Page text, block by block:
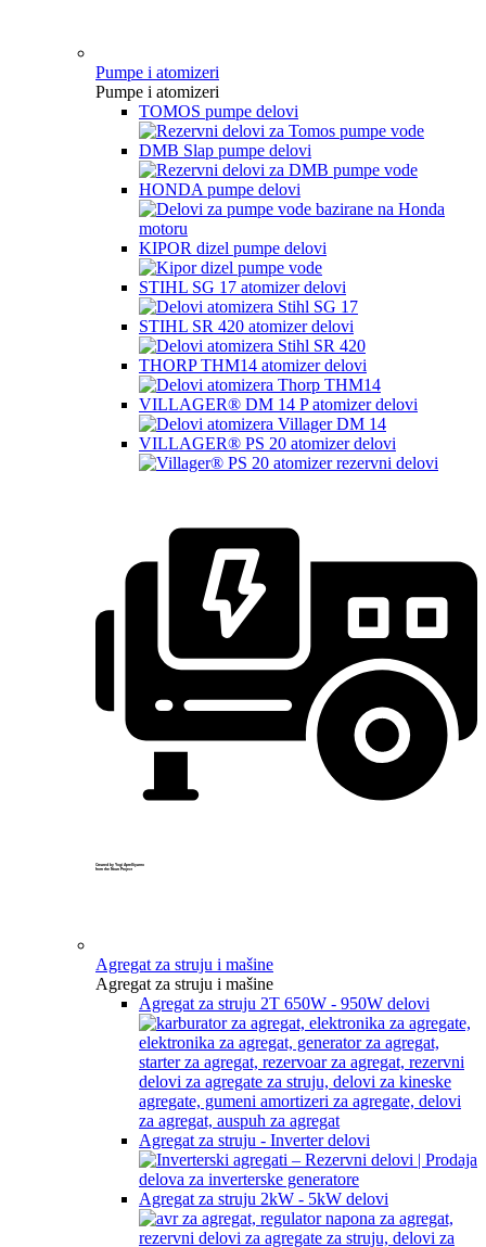
Pumpe i atomizeri
Pumpe i atomizeri
TOMOS pumpe delovi
DMB Slap pumpe delovi
HONDA pumpe delovi
KIPOR dizel pumpe delovi
STIHL SG 17 atomizer delovi
STIHL SR 420 atomizer delovi
THORP THM14 atomizer delovi
VILLAGER® DM 14 P atomizer delovi
VILLAGER® PS 20 atomizer delovi
Created by Yogi Aprelliyanto
from the Noun Project
Agregat za struju i mašine
Agregat za struju i mašine
Agregat za struju 2T 650W - 950W delovi
Agregat za struju - Inverter delovi
Agregat za struju 2kW - 5kW delovi